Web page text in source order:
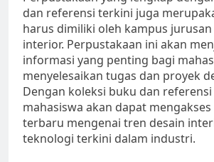
dan referensi terkini juga
harus dimiliki oleh kampus
interior. Perpustakaan ini akan
informasi yang penting bagi
menyelesaikan tugas dan proyek
Dengan koleksi buku dan
mahasiswa akan dapat
terbaru mengenai tren desain
teknologi terkini dalam industri.